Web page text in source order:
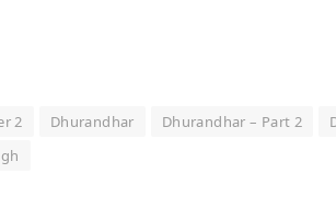
2 Dhurandhar Dhurandhar – Part 2